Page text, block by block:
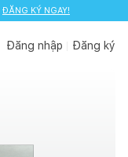
ĐĂNG KÝ NGAY!
Đăng nhập Đăng ký